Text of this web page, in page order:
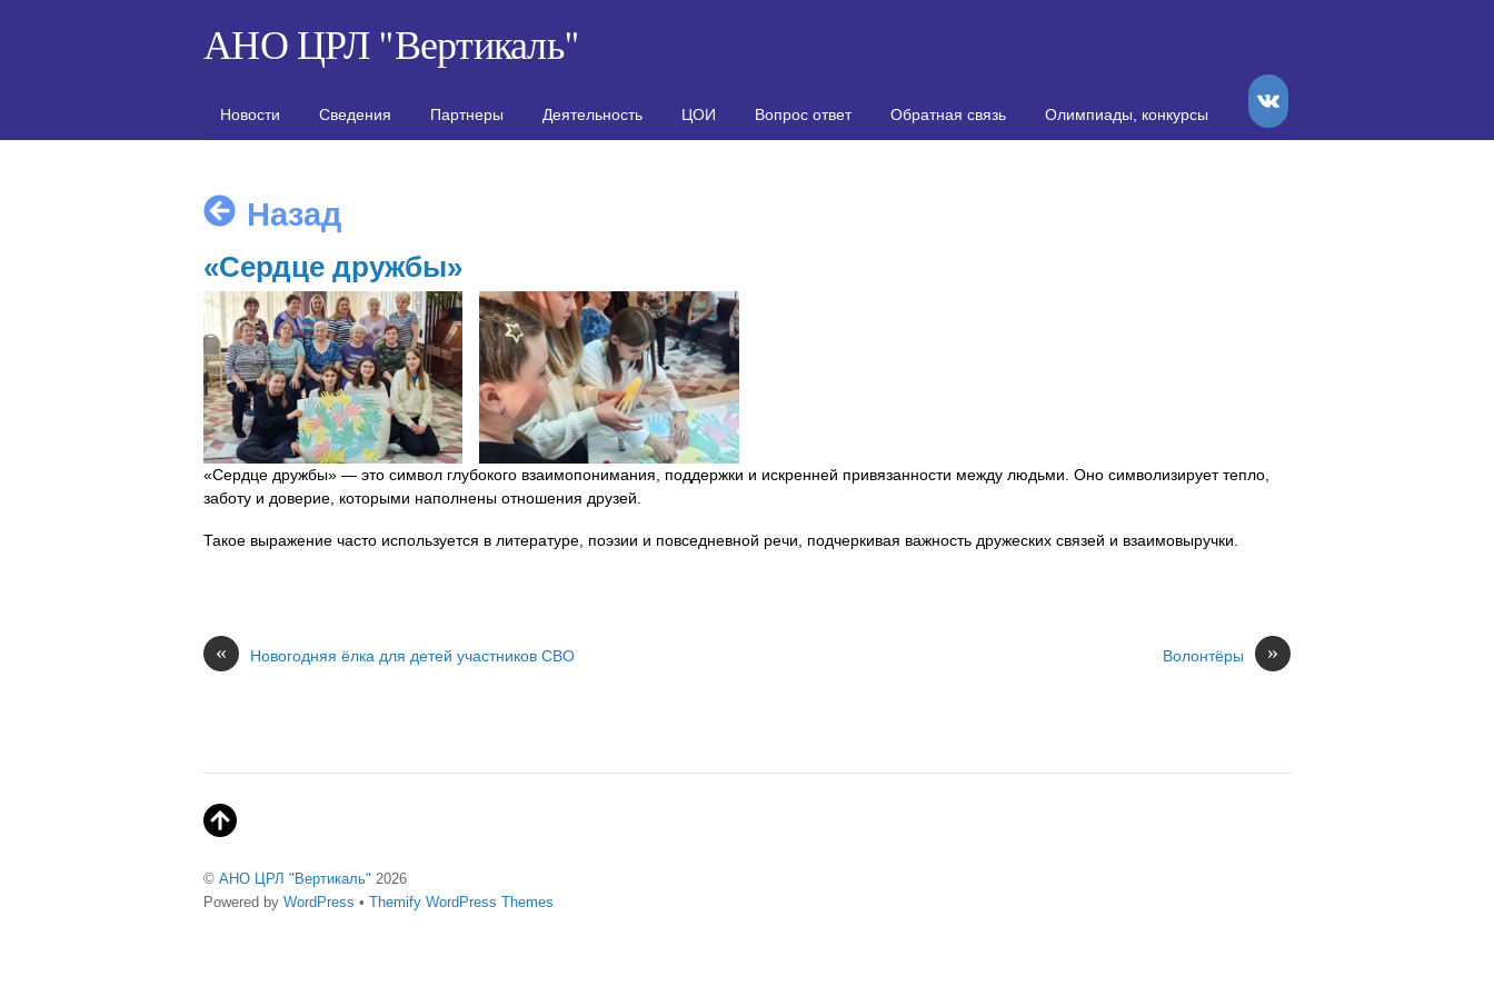
АНО ЦРЛ "Вертикаль"
Новости Сведения Партнеры Деятельность ЦОИ Вопрос ответ Обратная связь Олимпиады, конкурсы
VK
Назад
«Сердце дружбы»
«Сердце дружбы» — это символ глубокого взаимопонимания, поддержки и искренней привязанности между людьми. Оно символизирует тепло,
заботу и доверие, которыми наполнены отношения друзей.
Такое выражение часто используется в литературе, поэзии и повседневной речи, подчеркивая важность дружеских связей и взаимовыручки.
« Новогодняя ёлка для детей участников СВО »
Волонтёры
© АНО ЦРЛ "Вертикаль" 2026
Powered by WordPress • Themify WordPress Themes